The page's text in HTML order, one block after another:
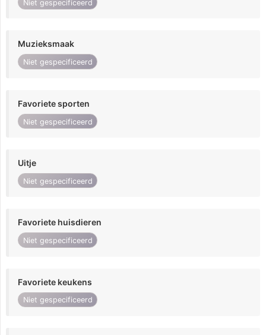
Niet gespecificeerd
Muzieksmaak
Niet gespecificeerd
Favoriete sporten
Niet gespecificeerd
Uitje
Niet gespecificeerd
Favoriete huisdieren
Niet gespecificeerd
Favoriete keukens
Niet gespecificeerd